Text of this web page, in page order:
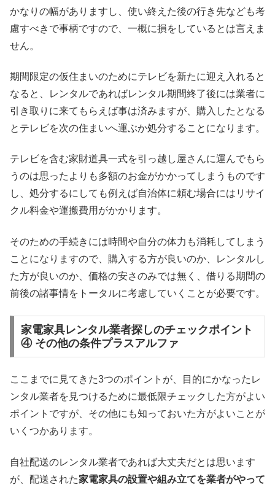
かなりの幅がありますし、使い終えた後の行き先なども考
慮すべきで事柄ですので、一概に損をしているとは言えま
せん。
期間限定の仮住まいのためにテレビを新たに迎え入れると
なると、レンタルであればレンタル期間終了後には業者に
引き取りに来てもらえば事は済みますが、購入したとなる
とテレビを次の住まいへ運ぶか処分することになります。
テレビを含む家財道具一式を引っ越し屋さんに運んでもら
うのは思ったよりも多額のお金がかかってしまうものです
し、処分するにしても例えば自治体に頼む場合にはリサイ
クル料金や運搬費用がかかります。
そのための手続きには時間や自分の体力も消耗してしまう
ことになりますので、購入する方が良いのか、レンタルし
た方が良いのか、価格の安さのみでは無く、借りる期間の
前後の諸事情をトータルに考慮していくことが必要です。
家電家具レンタル業者探しのチェックポイント
④ その他の条件プラスアルファ
ここまでに見てきた3つのポイントが、目的にかなったレ
ンタル業者を見つけるために最低限チェックした方がよい
ポイントですが、その他にも知っておいた方がよいことが
いくつかあります。
自社配送のレンタル業者であれば大丈夫だとは思います
が、配送された家電家具の設置や組み立てを業者がやって